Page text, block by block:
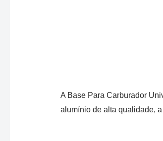
A Base Para Carburador
alumínio de alta qualidade,